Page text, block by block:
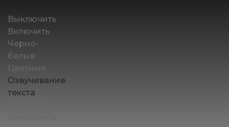
Выключить
Включить
Черно-
белые
Цветные
Озвучивание
текста